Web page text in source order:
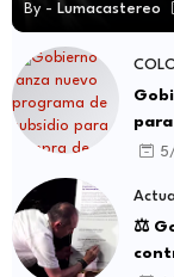
By - Lumacastereo
⚖️